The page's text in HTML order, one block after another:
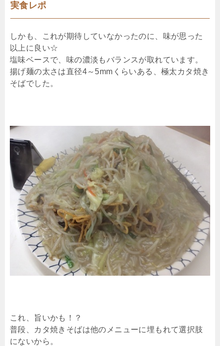
実食レポ
しかも、これが期待していなかったのに、味が思った
以上に良い☆
塩味ベースで、味の濃淡もバランスが取れています。
揚げ麺の太さは直径4～5mmくらいある、極太カタ焼き
そばでした。
これ、旨いかも！？
普段、カタ焼きそばは他のメニューに埋もれて選択肢
にないから。